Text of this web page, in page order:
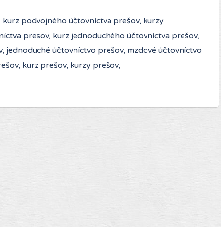
podvojného účtovníctva prešov, kurzy
presov, kurz jednoduchého účtovníctva prešov,
účtovníctvo prešov, mzdové účtovníctvo
kurz prešov, kurzy prešov,